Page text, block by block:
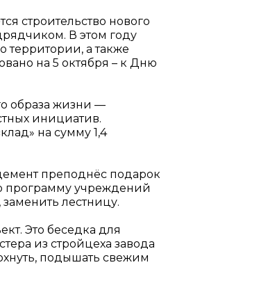
строительство нового
В этом году
территории, а также
на 5 октября – к Дню
образа жизни —
инициатив.
на сумму 1,4
преподнёс подарок
программу учреждений
лестницу.
Это беседка для
из стройцеха завода
подышать свежим